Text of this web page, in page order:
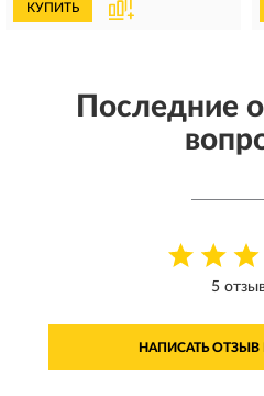
КУПИТЬ
Последние
5
НАПИСАТЬ